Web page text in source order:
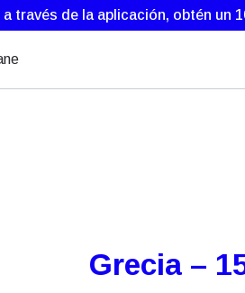
través de la aplicación, obtén un
Grecia –